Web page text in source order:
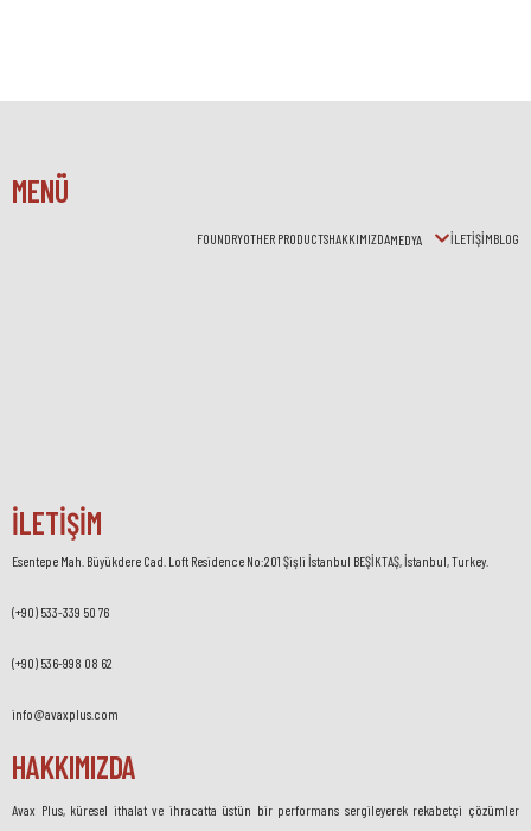
MENÜ
FOUNDRYOTHER PRODUCTSHAKKIMIZDAMEDYA İLETİŞİMBLOG
İLETİŞİM
Esentepe Mah. Büyükdere Cad. Loft Residence No:201 Şişli İstanbul BEŞİKTAŞ, İstanbul, Turkey.
(+90) 533-339 50 76
(+90) 536-998 08 62
info@avaxplus.com
HAKKIMIZDA
Avax Plus, küresel ithalat ve ihracatta üstün bir performans sergileyerek rekabetçi çözümler